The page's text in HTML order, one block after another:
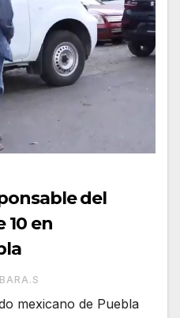
del
en
mexicano de Puebla